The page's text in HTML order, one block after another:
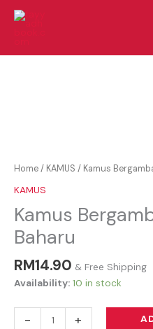
Home/ KAMUS / Kamus
KAMUS
Kamus
Baharu
RM14.90 & Free Shipping
Availability: 10 in stock
-
–
Jawi
Baharu
quantity
+